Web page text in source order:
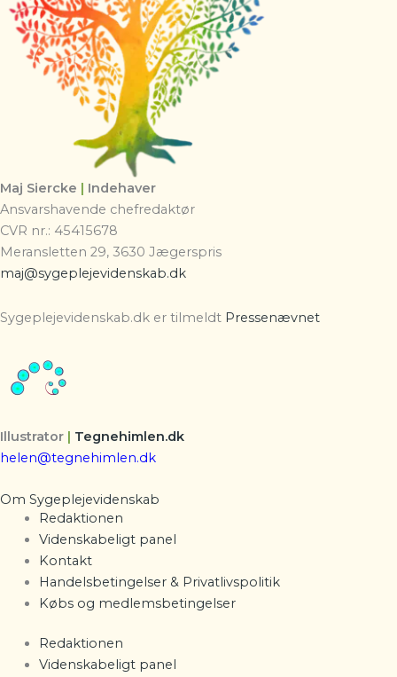
Maj Siercke | Indehaver
Ansvarshavende chefredaktør
CVR nr.: 45415678
Meransletten 29, 3630 Jægerspris
maj@sygeplejevidenskab.dk
Sygeplejevidenskab.dk er tilmeldt Pressenævnet
Illustrator | Tegnehimlen.dk
helen@tegnehimlen.dk
Om Sygeplejevidenskab
Redaktionen
Videnskabeligt panel
Kontakt
Handelsbetingelser & Privatlivspolitik
Købs og medlemsbetingelser
Redaktionen
Videnskabeligt panel